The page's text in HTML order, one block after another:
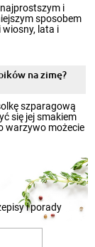
i
sposobem
lata i
setki zdjęć
oko w sezonie
ze
obejmować
świeżość
na zimę?
szparagową
się jej smakiem
warzywo możecie
Wykorzystajcie
i porady